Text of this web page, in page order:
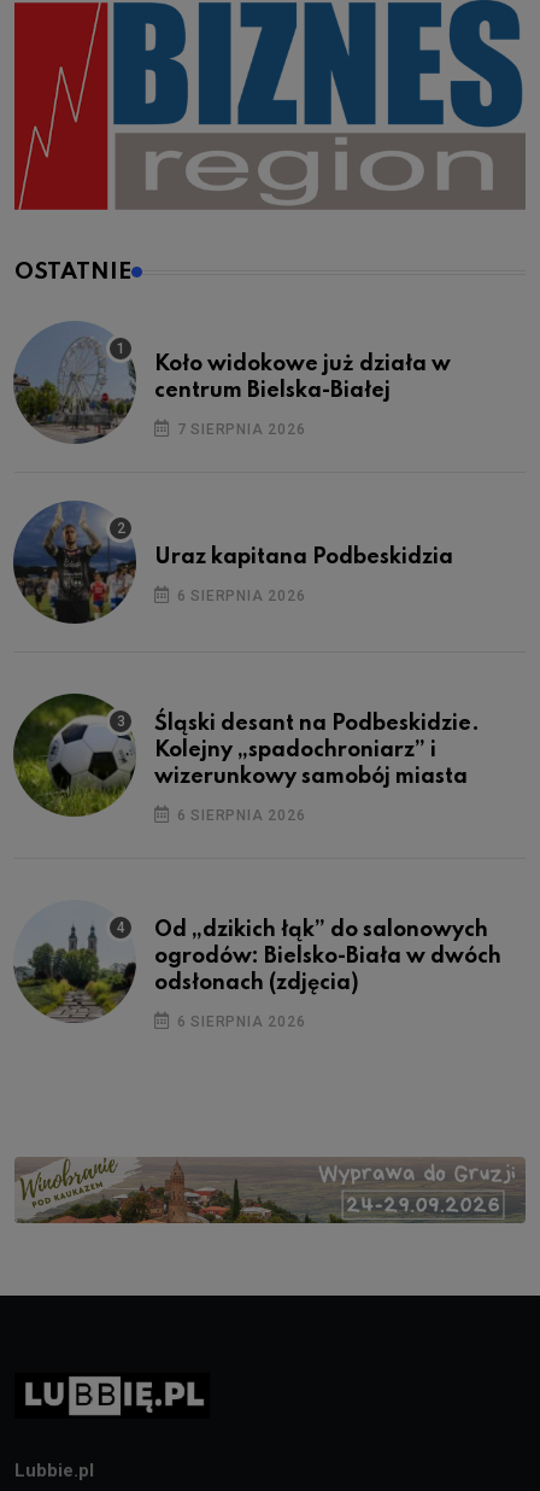
OSTATNIE
Koło widokowe już działa w
centrum Bielska-Białej
7 SIERPNIA 2026
Uraz kapitana Podbeskidzia
6 SIERPNIA 2026
Śląski desant na Podbeskidzie.
Kolejny „spadochroniarz” i
wizerunkowy samobój miasta
6 SIERPNIA 2026
Od „dzikich łąk” do salonowych
ogrodów: Bielsko-Biała w dwóch
odsłonach (zdjęcia)
6 SIERPNIA 2026
Lubbie.pl